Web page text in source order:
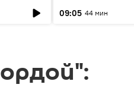
09:05 44 мин